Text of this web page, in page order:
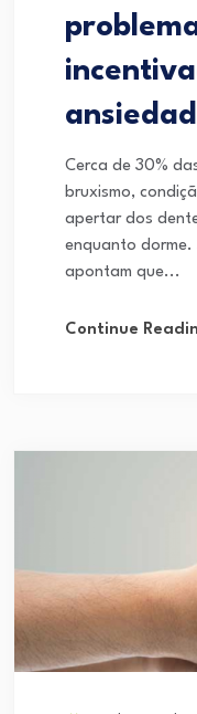
Cerca de 30%
bruxismo,
apertar dos
enquanto dorme.
apontam que...
Continue